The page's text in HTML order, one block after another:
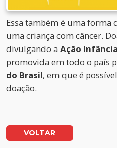
Essa também é uma forma
uma criança com câncer.
divulgando a Ação
promovida em todo o país
do Brasil, em que é
doação.
VOLTAR